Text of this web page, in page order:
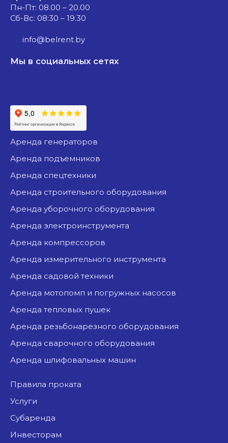
Пн-Пт: 08.00 – 20.00
Сб-Вс: 08:30 – 19.30
info@belrent.by
Мы в социальных сетях
аренда генераторов
аренда подъемников
аренда спецтехники
аренда строительного оборудования
аренда уборочного оборудования
аренда электроинструмента
аренда компрессоров
аренда измерительного инструмента
аренда садовой техники
аренда мотопомп и погружных насосов
аренда тепловых пушек
аренда резьбонарезного оборудования
аренда сварочного оборудования
аренда шлифовальных машин
Правила проката
Услуги
Субаренда
Инвесторам